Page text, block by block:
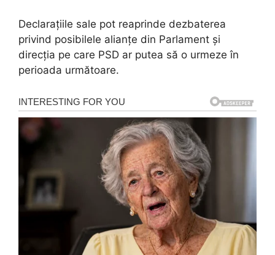
Declarațiile sale pot reaprinde dezbaterea
privind posibilele alianțe din Parlament și
direcția pe care PSD ar putea să o urmeze în
perioada următoare.